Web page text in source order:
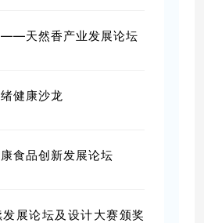
——天然香产业发展论坛
健康沙龙
食品创新发展论坛
展论坛及设计大赛颁奖